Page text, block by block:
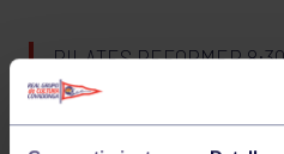
PILATES REFORMER